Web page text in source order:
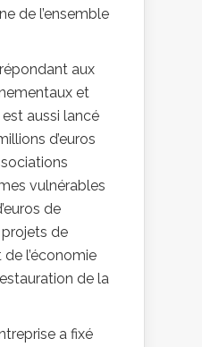
de l’ensemble
aux
et
aussi lancé
d’euros
vulnérables
de
de
l’économie
de la
a fixé